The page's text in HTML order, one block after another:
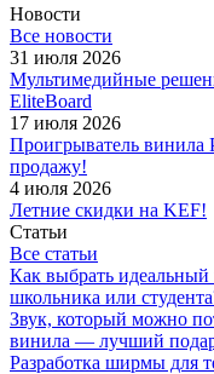
Новости
Все новости
31 июля 2026
Мультимедийные
EliteBoard
17 июля 2026
Проигрыватель винила
продажу!
4 июля 2026
Летние скидки на KEF!
Статьи
Все статьи
Как выбрать
школьника или
Звук, который можно
винила — лучший
Разработка ширмы для